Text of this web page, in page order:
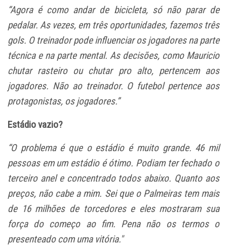
“Agora é como andar de bicicleta, só não parar de
pedalar. As vezes, em três oportunidades, fazemos três
gols. O treinador pode influenciar os jogadores na parte
técnica e na parte mental. As decisões, como Mauricio
chutar rasteiro ou chutar pro alto, pertencem aos
jogadores. Não ao treinador. O futebol pertence aos
protagonistas, os jogadores.”
Estádio vazio?
“O problema é que o estádio é muito grande. 46 mil
pessoas em um estádio é ótimo. Podiam ter fechado o
terceiro anel e concentrado todos abaixo. Quanto aos
preços, não cabe a mim. Sei que o Palmeiras tem mais
de 16 milhões de torcedores e eles mostraram sua
força do começo ao fim. Pena não os termos o
presenteado com uma vitória."